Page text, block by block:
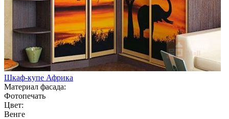
Шкаф-купе Африка
Материал фасада:
Фотопечать
Цвет:
Венге